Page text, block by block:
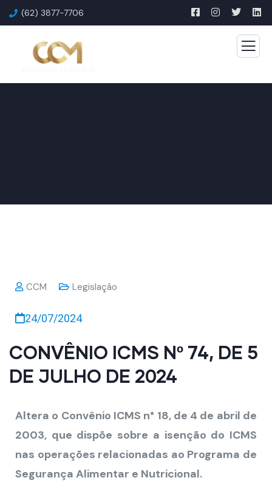
(62) 3877-7706
CCM Legislação
24/07/2024
CONVÊNIO ICMS Nº 74, DE 5
DE JULHO DE 2024
Altera o Convênio ICMS n° 18, de 4 de abril de
2003, que dispõe sobre a isenção do ICMS
nas operações relacionadas ao Programa de
Segurança Alimentar e Nutricional.